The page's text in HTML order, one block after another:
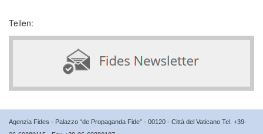
Teilen:
Agenzia Fides - Palazzo “de Propaganda Fide” - 00120 - Città del Vaticano Tel. +39-